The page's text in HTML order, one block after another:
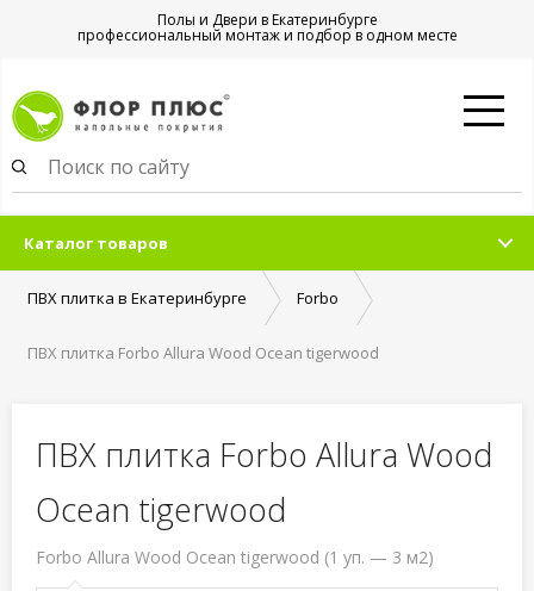
Полы и Двери в Екатеринбурге
профессиональный монтаж и подбор в одном месте
Каталог товаров
ПВХ плитка в Екатеринбурге Forbo
ПВХ плитка Forbo Allura Wood Ocean tigerwood
ПВХ плитка Forbo Allura Wood
Ocean tigerwood
Forbo Allura Wood Ocean tigerwood (1 уп. — 3 м2)